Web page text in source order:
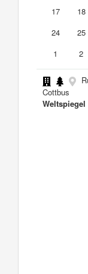
17
18
24
25
1
2
Cottbus
Weltspiegel